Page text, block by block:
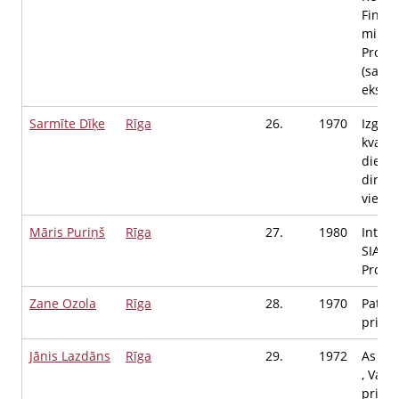
Sarmīte Dīķe
Rīga 26. 1970
Māris Puriņš
Rīga 27. 1980
Inter
SIA,
Zane Ozola
Rīga 28. 1970
Jānis Lazdāns
Rīga 29. 1972
As
,